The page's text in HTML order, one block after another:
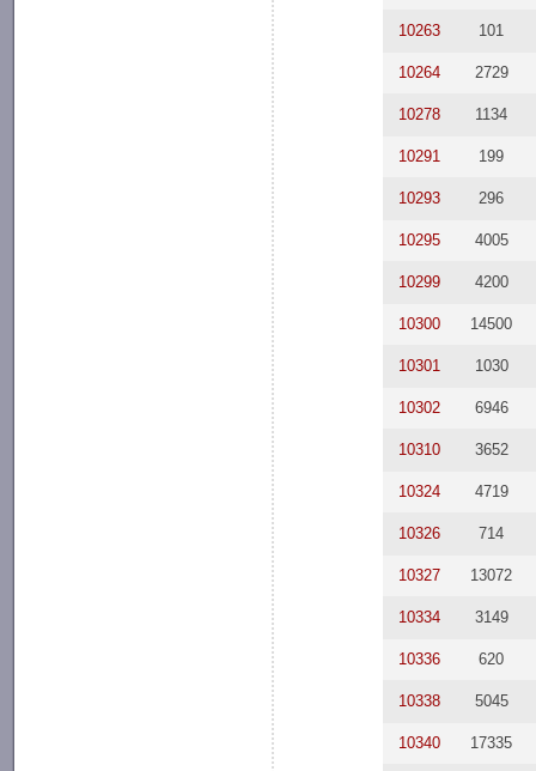
10263 101
10264 2729
10278 1134
10291 199
10293 296
10295 4005
10299 4200
10300 14500
10301 1030
10302 6946
10310 3652
10324 4719
10326 714
10327 13072
10334 3149
10336 620
10338 5045
10340 17335